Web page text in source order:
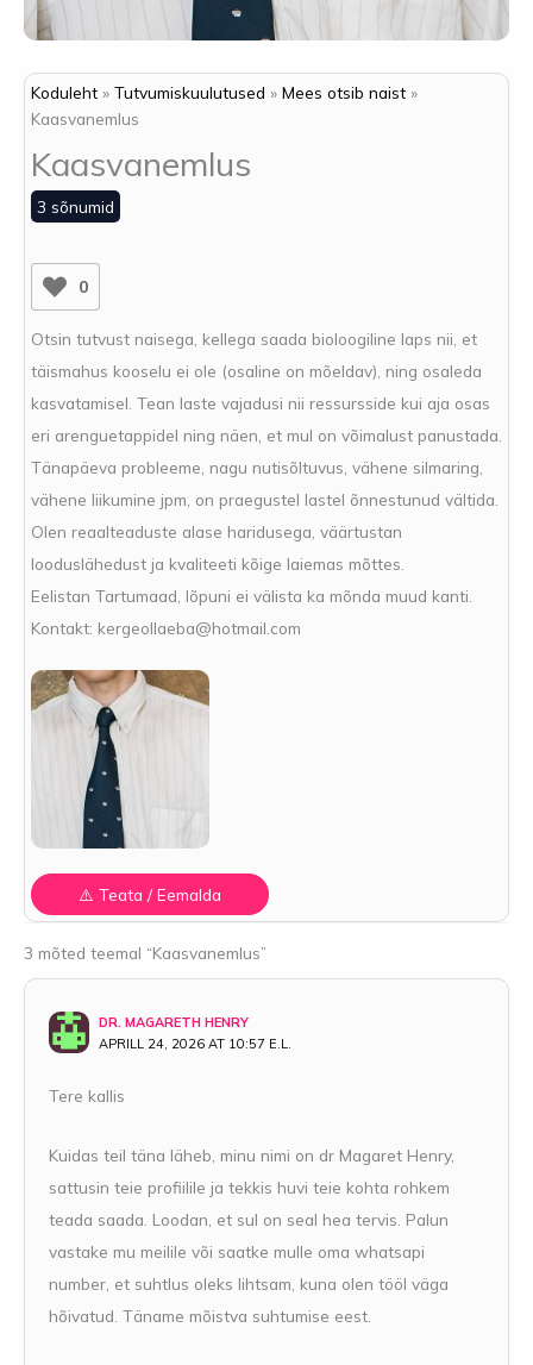
Koduleht Tutvumiskuulutused
Mees otsib naist
Kaasvanemlus
Kaasvanemlus
3 sõnumid
0
Otsin tutvust naisega, kellega saada bioloogiline laps nii, et
täismahus kooselu ei ole (osaline on mõeldav), ning osaleda
kasvatamisel. Tean laste vajadusi nii ressursside kui aja osas
eri arenguetappidel ning näen, et mul on võimalust panustada.
Tänapäeva probleeme, nagu nutisõltuvus, vähene silmaring,
vähene liikumine jpm, on praegustel lastel õnnestunud vältida.
Olen reaalteaduste alase haridusega, väärtustan
looduslähedust ja kvaliteeti kõige laiemas mõttes.
Eelistan Tartumaad, lõpuni ei välista ka mõnda muud kanti.
Kontakt: kergeollaeba@hotmail.com
3 mõted teemal “Kaasvanemlus”
DR. MAGARETH HENRY
APRILL 24, 2026 AT 10:57 E.L.
Tere kallis
Kuidas teil täna läheb, minu nimi on dr Magaret Henry,
sattusin teie profiilile ja tekkis huvi teie kohta rohkem
teada saada. Loodan, et sul on seal hea tervis. Palun
vastake mu meilile või saatke mulle oma whatsapi
number, et suhtlus oleks lihtsam, kuna olen tööl väga
hõivatud. Täname mõistva suhtumise eest.